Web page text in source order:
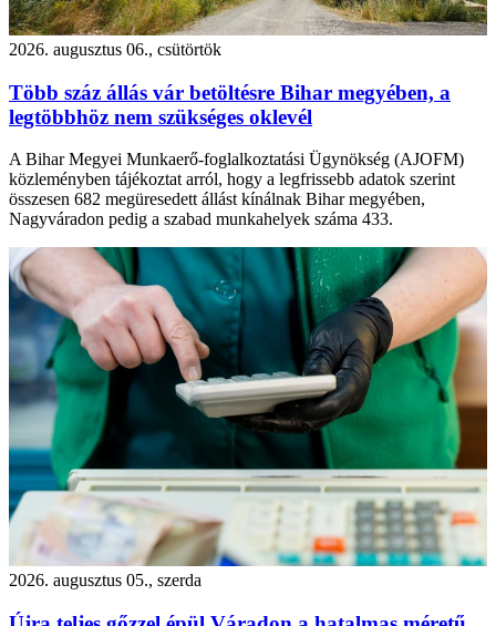
2026. augusztus 06., csütörtök
Több száz állás vár betöltésre Bihar megyében, a
legtöbbhöz nem szükséges oklevél
A Bihar Megyei Munkaerő-foglalkoztatási Ügynökség (AJOFM)
közleményben tájékoztat arról, hogy a legfrissebb adatok szerint
összesen 682 megüresedett állást kínálnak Bihar megyében,
Nagyváradon pedig a szabad munkahelyek száma 433.
2026. augusztus 05., szerda